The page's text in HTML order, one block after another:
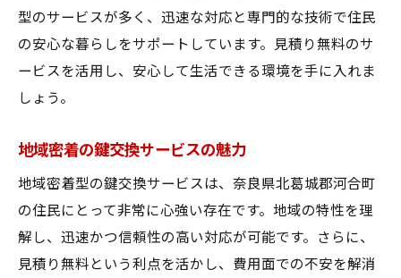
型のサービスが多く、迅速な対応と専門的な技術で住民
の安心な暮らしをサポートしています。見積り無料のサ
ービスを活用し、安心して生活できる環境を手に入れま
しょう。
地域密着の鍵交換サービスの魅力
地域密着型の鍵交換サービスは、奈良県北葛城郡河合町
の住民にとって非常に心強い存在です。地域の特性を理
解し、迅速かつ信頼性の高い対応が可能です。さらに、
見積り無料という利点を活かし、費用面での不安を解消